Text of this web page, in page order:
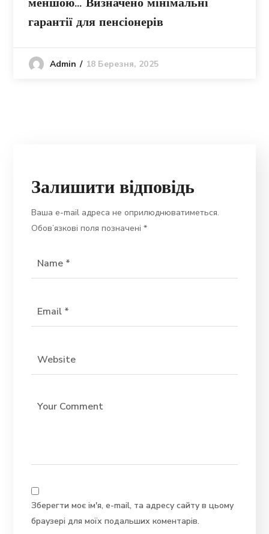
гарантії для пенсіонерів
Admin 18 Березня, 2025
Залишити відповідь
Ваша e-mail адреса не оприлюднюватиметься.
Обов’язкові поля позначені*
Зберегти моє ім'я, e-mail, та адресу сайту в цьому
браузері для моїх подальших коментарів.